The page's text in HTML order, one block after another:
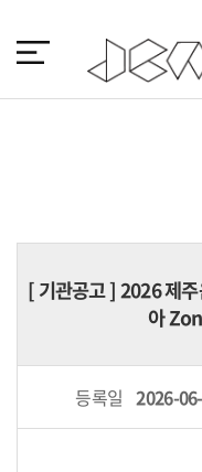
바
가
[기관공고] 2026 제주
아
등록일 2026-